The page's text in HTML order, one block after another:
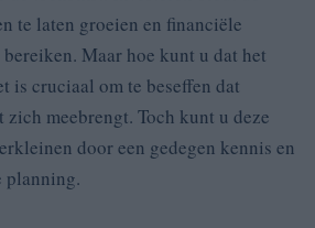
te laten groeien en financiële
Maar hoe kunt u dat het
is cruciaal om te beseffen dat
zich meebrengt. Toch kunt u deze
door een gedegen kennis en
planning.